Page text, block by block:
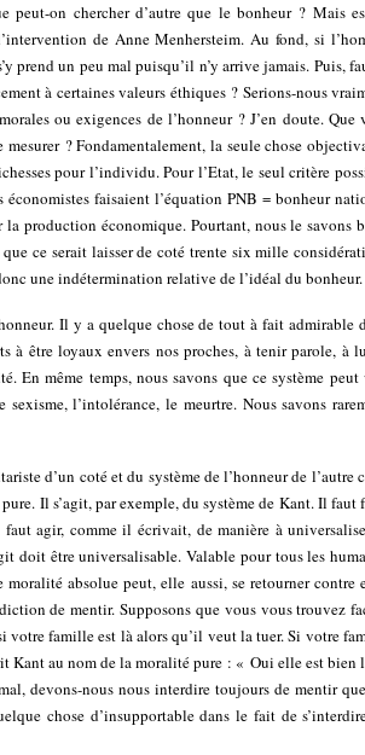
on chercher d’autre que le bonheur ? Mais
de Anne Menhersteim. Au fond, si
prend un peu mal puisqu’il n’y arrive jamais. Puis,
à certaines valeurs éthiques ? Serions-nous
ou exigences de l’honneur ? J’en doute. Que
? Fondamentalement, la seule chose
pour l’individu. Pour l’Etat, le seul critère
faisaient l’équation PNB = bonheur
production économique. Pourtant, nous le savons
ce serait laisser de coté trente six mille
une indétermination relative de l’idéal du bonheur.
Il y a quelque chose de tout à fait admirable
à être loyaux envers nos proches, à tenir parole, à
En même temps, nous savons que ce système
l’intolérance, le meurtre. Nous savons
d’un coté et du système de l’honneur de l’autre
Il s’agit, par exemple, du système de Kant. Il faut
agir, comme il écrivait, de manière à
doit être universalisable. Valable pour tous les
absolue peut, elle aussi, se retourner contre
de mentir. Supposons que vous vous trouvez
votre famille est là alors qu’il veut la tuer. Si votre
Kant au nom de la moralité pure : « Oui elle est bien
devons-nous nous interdire toujours de mentir
chose d’insupportable dans le fait de